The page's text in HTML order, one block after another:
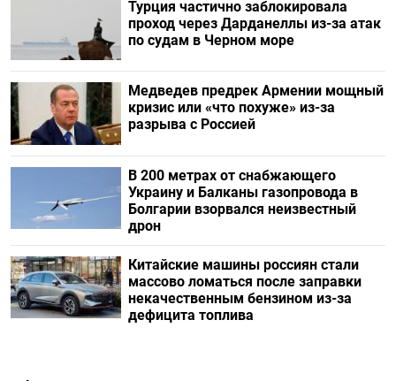
Турция частично заблокировала
проход через Дарданеллы из-за атак
по судам в Черном море
Медведев предрек Армении мощный
кризис или «что похуже» из-за
разрыва с Россией
В 200 метрах от снабжающего
Украину и Балканы газопровода в
Болгарии взорвался неизвестный
дрон
Китайские машины россиян стали
массово ломаться после заправки
некачественным бензином из-за
дефицита топлива